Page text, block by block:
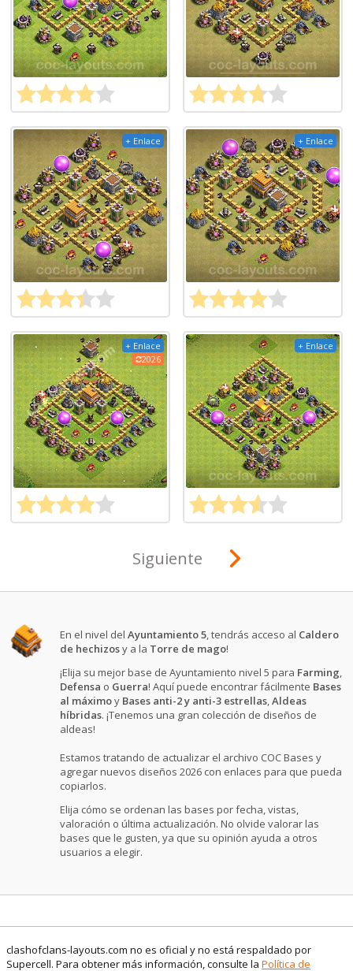
+ Enlace + Enlace
+ Enlace
2026
+ Enlace
Siguiente
En el nivel delAyuntamiento 5, tendrás acceso al Caldero
de hechizosy a la Torre de mago!
¡Elija su mejor base de Ayuntamiento nivel 5 para Farming,
Defensa o Guerra! Aquí puede encontrar fácilmente Bases
al máximoy Bases anti-2 y anti-3 estrellas,Aldeas
híbridas. ¡Tenemos una gran colección de diseños de
aldeas!
Estamos tratando de actualizar el archivo COC Bases y
agregar nuevos diseños 2026 con enlaces para que pueda
copiarlos.
Elija cómo se ordenan las bases por fecha, vistas,
valoración o última actualización. No olvide valorar las
bases que le gusten, ya que su opinión ayuda a otros
usuarios a elegir.
clashofclans-layouts.com no es oficial y no está respaldado por
Supercell. Para obtener más información, consulte la Política de